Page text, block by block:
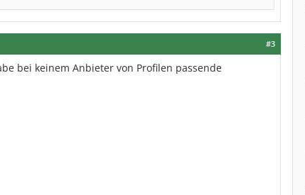
#3
bei keinem Anbieter von Profilen passende